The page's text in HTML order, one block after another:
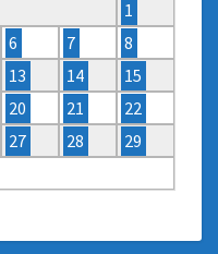
1
6 7
8
13 14
15
20 21
22
27 28
29